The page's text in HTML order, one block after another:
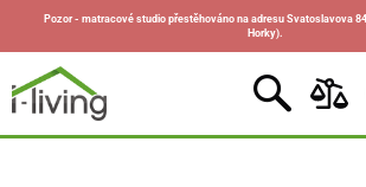
Pozor - matracové studio přestěhováno na adresu Svatoslavova
Horky).